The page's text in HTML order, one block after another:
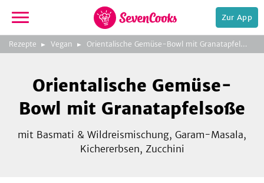
zur
Startseite
Zur App
Rezepte Vegan Orientalische Gemüse-Bowl mit Granatapfelsoße
Foto:SevenCooks
Foto:SevenCooks
Bild
3
zeigen
Foto:SevenCooks
Orientalische Gemüse-
Bowl mit Granatapfelsoße
mit Basmati & Wildreismischung, Garam-Masala,
Kichererbsen, Zucchini